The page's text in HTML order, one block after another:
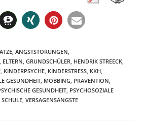
ANGSTSTÖRUNGEN
ELTERN GRUNDSCHÜLER HENDRIK STREECK
KINDERPSYCHE KINDERSTRESS KKH
GESUNDHEIT MOBBING PRÄVENTION
GESUNDHEIT PSYCHOSOZIALE
SCHULE VERSAGENSÄNGSTE